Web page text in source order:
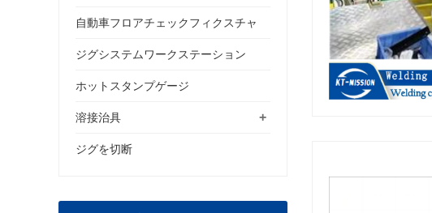
自動車フロアチェックフィクスチャ
ジグシステムワークステーション
ホットスタンプゲージ
+
溶接治具
ジグを切断